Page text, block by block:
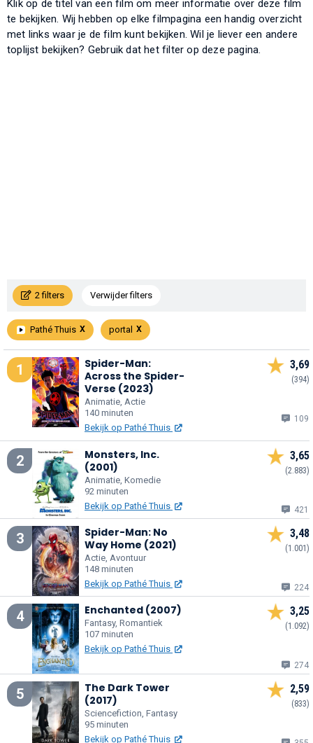
Klik op de titel van een film om meer informatie over deze film
te bekijken. Wij hebben op elke filmpagina een handig overzicht
met links waar je de film kunt bekijken. Wil je liever een andere
toplijst bekijken? Gebruik dat het filter op deze pagina.
2 filters Verwijder filters
Pathé Thuis portal
1
Spider-Man:
Across the Spider-
Verse (2023)
Animatie, Actie
140 minuten
Bekijk op Pathé Thuis
3,69
(394)
109
2
Monsters, Inc.
(2001)
Animatie, Komedie
92 minuten
Bekijk op Pathé Thuis
3,65
(2.883)
421
3
Spider-Man: No
Way Home (2021)
Actie, Avontuur
148 minuten
Bekijk op Pathé Thuis
3,48
(1.001)
224
4 Enchanted (2007)
Fantasy, Romantiek
107 minuten
Bekijk op Pathé Thuis
3,25
(1.092)
274
5
The Dark Tower
(2017)
Sciencefiction, Fantasy
95 minuten
Bekijk op Pathé Thuis
2,59
(833)